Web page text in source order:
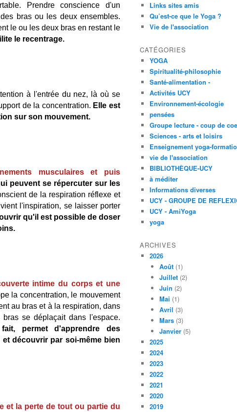
Prendre conscience d'un
bras ou les deux ensembles.
le ou les deux bras en restant le
le recentrage.
à l'entrée du nez, là où se
de la concentration. Elle est
sur son mouvement.
musculaires et puis
peuvent se répercuter sur les
de la respiration réflexe et
l'inspiration, se laisser porter
qu'il est possible de doser
intime du corps et une
la concentration, le mouvement
au bras et à la respiration, dans
se déplaçait dans l'espace.
permet d'apprendre des
découvrir par soi-même bien
et la perte de tout ou partie du
Links sites amis
Qu’est-ce que le Yoga ?
Vie de l'association
CATÉGORIES
YOGA
Spiritualité-philosophie
Santé-alimentation -
Activités UCY
Environnement-écologie
pensées
Groupe lecture - coup de
Sciences - arts et loisirs
Enseignement yoga-
vie de l'association
BIBLIOTHÈQUE-UCY
à méditer
Informations diverses
UCY - GROUPE DE
UCY - AmiYoga
yoga
ARCHIVES
2026
Août (1)
Juillet (2)
Juin (2)
Mai (1)
Avril (3)
Mars (3)
Janvier (5)
2025
2024
2023
2022
2021
2020
2019